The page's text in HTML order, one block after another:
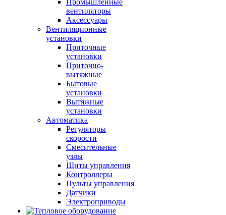
Промышленные
вентиляторы
Аксессуары
Вентиляционные
установки
Приточные
установки
Приточно-
вытяжные
Бытовые
установки
Вытяжные
установки
Автоматика
Регуляторы
скорости
Смесительные
узлы
Щиты управления
Контроллеры
Пульты управления
Датчики
Электроприводы